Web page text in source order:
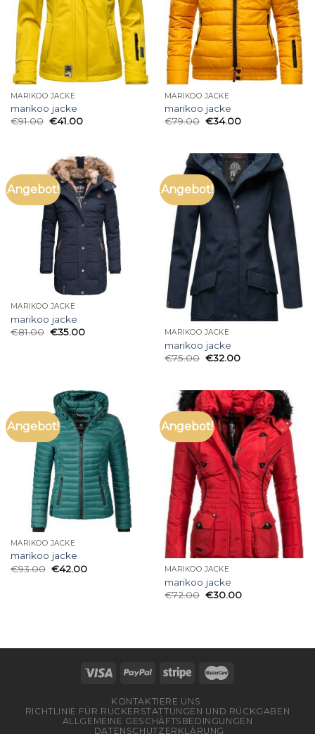
MARIKOO JACKE
marikoo jacke
€91.00 €41.00
MARIKOO JACKE
marikoo jacke
€79.00 €34.00
Angebot!
MARIKOO JACKE
marikoo jacke
€81.00 €35.00
Angebot!
MARIKOO JACKE
marikoo jacke
€75.00 €32.00
Angebot!
MARIKOO JACKE
marikoo jacke
€93.00 €42.00
Angebot!
MARIKOO JACKE
marikoo jacke
€72.00 €30.00
KONTAKTIERE UNS
RICHTLINIE FÜR RÜCKERSTATTUNGEN UND RÜCKGABEN
ALLGEMEINE GESCHÄFTSBEDINGUNGEN
DATENSCHUTZERKLÄRUNG